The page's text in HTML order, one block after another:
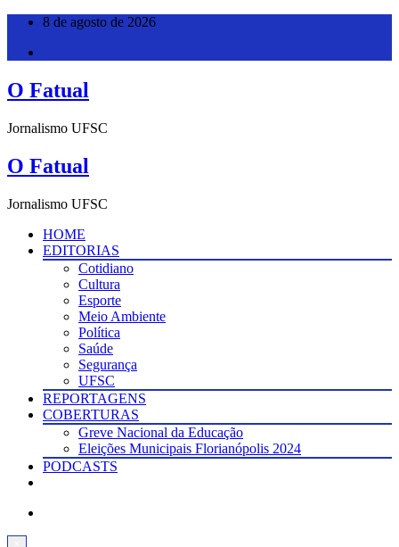
Pular
8 de agosto de 2026
O Fatual
Jornalismo UFSC
O Fatual
Jornalismo UFSC
HOME
EDITORIAS
Cotidiano
Cultura
Esporte
Meio Ambiente
Política
Saúde
Segurança
UFSC
REPORTAGENS
COBERTURAS
Greve Nacional da Educação
Eleições Municipais Florianópolis 2024
PODCASTS